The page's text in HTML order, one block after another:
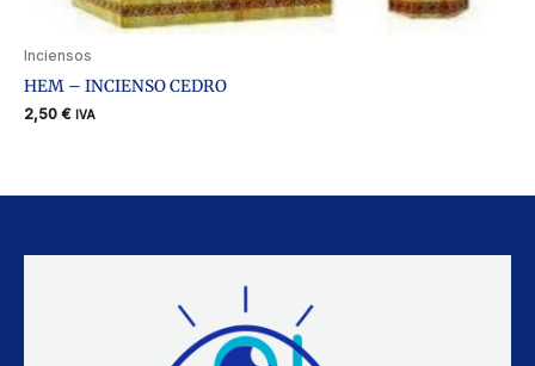
Inciensos
HEM – INCIENSO CEDRO
2,50 € IVA